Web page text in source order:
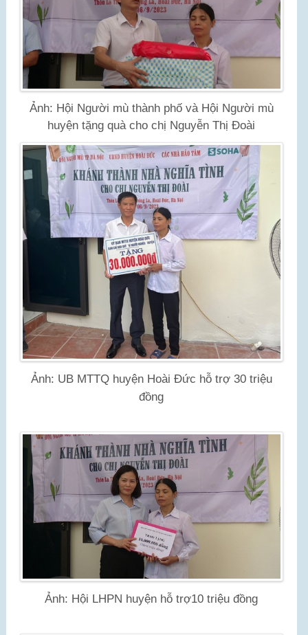
Ảnh: Hội Người mù thành phố và Hội Người mù
huyện tặng quà cho chị Nguyễn Thị Đoài
Ảnh: UB MTTQ huyện Hoài Đức hỗ trợ 30 triệu
đồng
Ảnh: Hội LHPN huyện hỗ trợ10 triệu đồng